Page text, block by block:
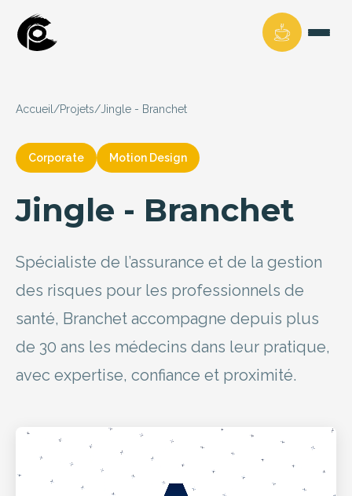
Accueil /Projets/Jingle - Branchet
Corporate Motion Design
Jingle - Branchet
Spécialiste de l’assurance et de la gestion
des risques pour les professionnels de
santé, Branchet accompagne depuis plus
de 30 ans les médecins dans leur pratique,
avec expertise, confiance et proximité.